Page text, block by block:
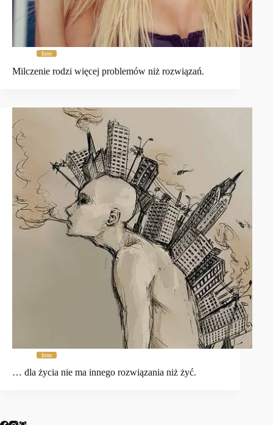
Inne
Milczenie rodzi więcej problemów niż rozwiązań.
Inne
… dla życia nie ma innego rozwiązania niż żyć.